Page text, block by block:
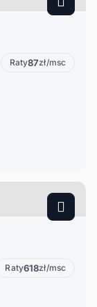
Raty87zł/msc
Raty618zł/msc